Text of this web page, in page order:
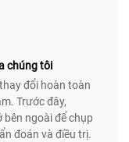
chúng tôi
đổi hoàn toàn
Trước đây,
ngoài để chụp
đoán và điều trị.